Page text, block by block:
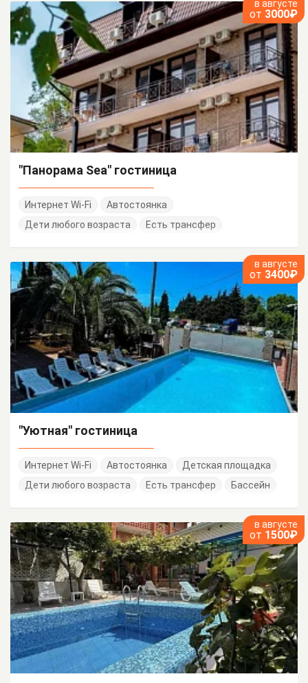
в августе
от 3000₽
"Панорама Sea" гостиница
Интернет Wi-Fi
Автостоянка
Дети любого возраста
Есть трансфер
в августе
от 3400₽
"Уютная" гостиница
Интернет Wi-Fi Автостоянка
Детская площадка
Дети любого возраста
Есть трансфер Бассейн
в августе
от 1500₽